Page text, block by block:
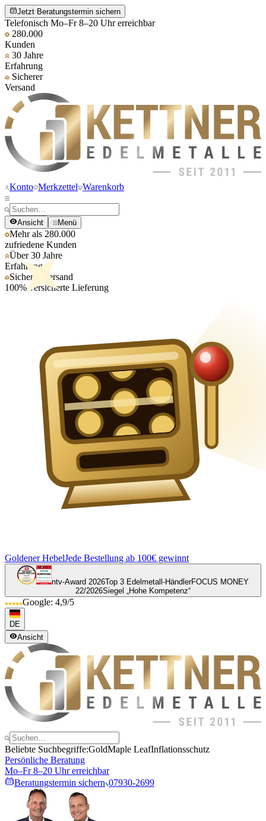
Jetzt Beratungstermin sichern
Telefonisch Mo–Fr 8–20 Uhr erreichbar
280.000
Kunden
30 Jahre
Erfahrung
Sicherer
Versand
Konto Merkzettel Warenkorb
Ansicht Menü
Mehr als 280.000
zufriedene Kunden
Über 30 Jahre
Erfahrung
Sicherer Versand
100% versicherte Lieferung
Goldener HebelJede Bestellung ab 100€ gewinnt
ntv-Award 2026Top 3 Edelmetall-HändlerFOCUS MONEY
22/2026Siegel „Hohe Kompetenz“
Google: 4,9/5
DE
Ansicht
Beliebte Suchbegriffe:GoldMaple LeafInflationsschutz
Persönliche Beratung
Mo–Fr 8–20 Uhr erreichbar
Beratungstermin sichern 07930-2699